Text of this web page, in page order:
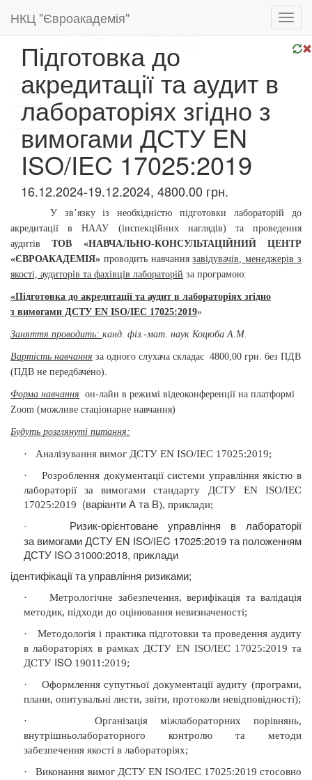
НКЦ "Євроакадемія"
Підготовка до
акредитації та аудит в
лабораторіях згідно з
вимогами ДСТУ EN
ISO/IEC 17025:2019
16.12.2024-19.12.2024, 4800.00 грн.
У зв’язку із необхідністю підготовки лабораторій до
акредитації в НААУ (інспекційних наглядів) та проведення
аудитівТОВ «НАВЧАЛЬНО-КОНСУЛЬТАЦІЙНИЙ ЦЕНТР
«ЄВРОАКАДЕМІЯ» проводить навчаннязавідувачів,менеджерів з
якості, аудиторів та фахівців лабораторій за програмою:
«Підготовка до акредитації та аудит в лабораторіях згідно
з вимогами ДСТУ EN ISO/IEC 17025:2019»
Заняття проводить: канд. фіз.-мат. наук Коцюба А.М.
Вартість навчання за одного слухача складає 4800,00 грн. без ПДВ
(ПДВ не передбачено).
Форма навчання он-лайн в режимі відеоконференції на платформі
Zoom (можливе стаціонарне навчання)
Будуть розглянуті питання:
·
Аналізування вимог ДСТУ EN ISO/IEC 17025:2019;
·
Розроблення документації системи управління якістю в
лабораторії за вимогами стандарту ДСТУ EN ISO/IEC
17025:2019
(варіанти А та В), приклади;
·
Ризик-орієнтоване управління в лабораторії
за вимогами ДСТУ EN ISO/IEC 17025:2019 та положенням
ДСТУ ISO 31000:2018, приклади
ідентифікації та управління ризиками;
·
Метрологічне забезпечення, верифікація та валідація
методик, підходи до оцінювання невизначеності;
·
Методологія і практика підготовки та проведення аудиту
в лабораторіях в рамках ДСТУ EN ISO/IEC 17025:2019 та
ДСТУ ISO19011 :2019;
·
Оформлення супутньої документації аудиту (програми,
плани, опитувальні листи, звіти, протоколи невідповідності);
·
Організація міжлабораторних порівнянь,
внутрішньолабораторного контролю та методи
забезпечення якості в лабораторіях;
·
Виконання вимог ДСТУ EN ISO/IEC 17025:2019 стосовно